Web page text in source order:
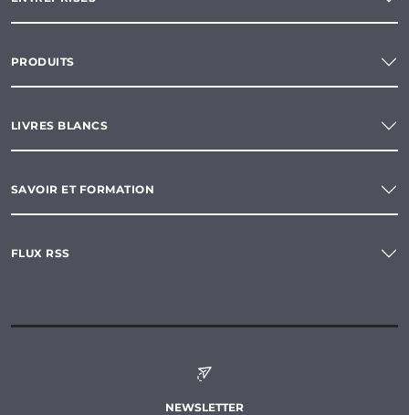
PRODUITS
LIVRES BLANCS
SAVOIR ET FORMATION
FLUX RSS
NEWSLETTER